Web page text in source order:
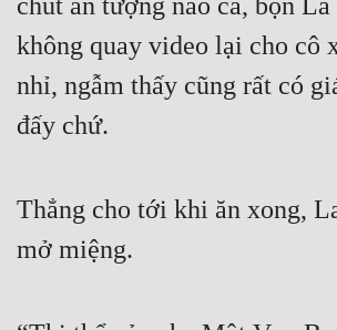
chút ấn tượng nào cả, bọn La
không quay video lại cho cô
nhỉ, ngẫm thấy cũng rất có
đấy chứ.
Thẳng cho tới khi ăn xong,
mở miệng.